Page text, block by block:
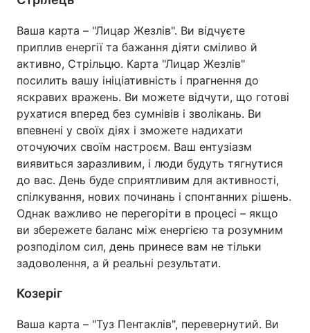
Ваша карта – "Лицар Жезлів". Ви відчуєте
приплив енергії та бажання діяти сміливо й
активно, Стрільцю. Карта "Лицар Жезлів"
посилить вашу ініціативність і прагнення до
яскравих вражень. Ви можете відчути, що готові
рухатися вперед без сумнівів і зволікань. Ви
впевнені у своїх діях і зможете надихати
оточуючих своїм настроєм. Ваш ентузіазм
виявиться заразливим, і люди будуть тягнутися
до вас. День буде сприятливим для активності,
спілкування, нових починань і спонтанних рішень.
Однак важливо не перегоріти в процесі – якщо
ви збережете баланс між енергією та розумним
розподілом сил, день принесе вам не тільки
задоволення, а й реальні результати.
Козеріг
Ваша карта – "Туз Пентаклів", перевернутий. Ви